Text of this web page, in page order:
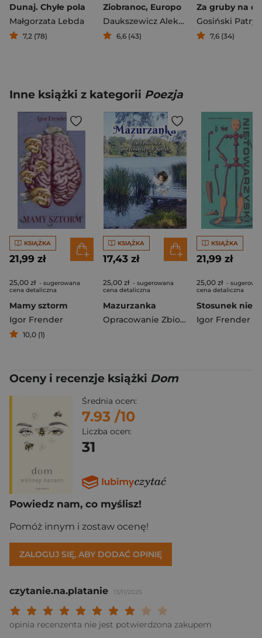
Dunaj. Chyłe pola
Małgorzata Lebda
7,2 (78)
Ziobranoc, Europo
Daukszewicz Aleksander
,Krzysztof
6,6 (43)
Gosiński Patryk
7,6 (34)
Inne książki z kategorii Poezja
KSIĄŻKA
21,99 zł
25,00 zł - sugerowana
cena detaliczna
Mamy sztorm
Igor Frender
10,0 (1)
KSIĄŻKA
17,43 zł
25,00 zł - sugerowana
cena detaliczna
Mazurzanka
Opracowanie Zbiorowe
KSIĄŻKA
21,99 zł
25,00 zł -
cena detaliczna
Igor Frender
Oceny i recenzje książki Dom
Średnia ocen:
7.93 /10
Liczba ocen:
31
Powiedz nam, co myślisz!
Pomóż innym i zostaw ocenę!
ZALOGUJ SIĘ, ABY DODAĆ OPINIĘ
czytanie.na.platanie 13/11/2025
Twoja ocena:
Twoja ocena: Wybitna 9/
Twoja ocena: Rewelacyjna 8/
Twoja ocena: Bardzo dobra 7/10"
Twoja ocena: Dobra 6/10"
Twoja ocena: Przeciętna 5/10"
Twoja ocena: Może być 4/10"
Twoja ocena: Słaba 3/10"
Twoja ocena: Bardzo słaba 2/10"
Twoja ocena: Beznadziejna 1/10"
opinia recenzenta nie jest potwierdzona zakupem